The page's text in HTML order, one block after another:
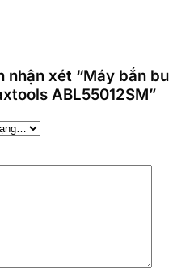
nhận xét “Máy bắn bu
ABL55012SM”